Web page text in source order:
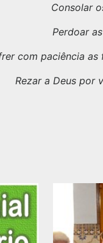
Consolar
Perdoar
com paciência
Rezar a Deus por